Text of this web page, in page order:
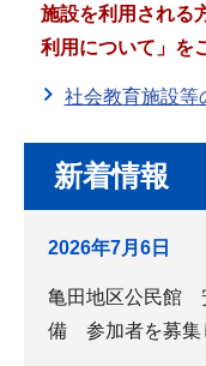
施設を利用される
利用について」を
社会教育施設等
新着情報
2026年7月6日
亀田地区公民館
備 参加者を募集